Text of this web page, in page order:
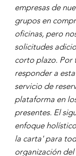
empresas de
grupos en
oficinas, pero
solicitudes
corto plazo. Por
responder a
servicio de
plataforma en
presentes. El
enfoque
la carta' para
organización